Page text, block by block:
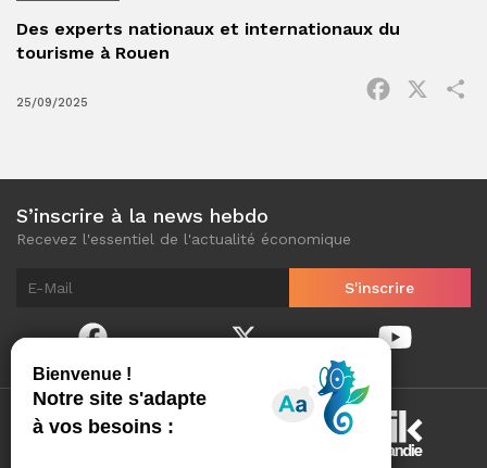
Des experts nationaux et internationaux du
tourisme à Rouen
25/09/2025
Facebook
S’inscrire à la news hebdo
Recevez l'essentiel de l'actualité économique